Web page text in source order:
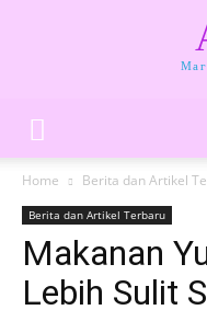
Home Berita dan Artikel
Berita dan Artikel Terbaru
Makanan
Lebih Sulit